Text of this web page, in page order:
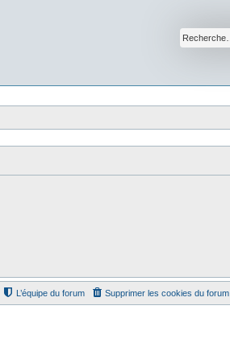
Supprimer les cookies du forum
L’équipe du forum